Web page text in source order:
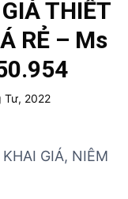
THIẾT
RẺ – Ms
Tư, 2022
GIÁ, NIÊM